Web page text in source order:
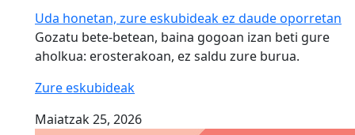
Uda honetan, zure eskubideak ez daude oporretan
Gozatu bete-betean, baina gogoan izan beti gure
aholkua: erosterakoan, ez saldu zure burua.
Zure eskubideak
Maiatzak 25, 2026